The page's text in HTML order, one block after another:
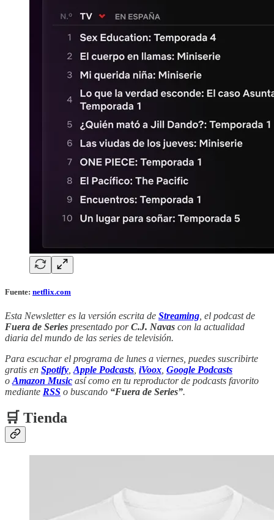
Fuente: netflix.com
Esta Newsletter es la versión escrita de Streaming , el podcast de
Fuera de Series presentado porC.J. Navas con la actualidad
diaria del mundo de las series de televisión.
Para escuchar el programa de lunes a viernes, puedes suscribirte
gratis en Spotify Apple Podcasts iVoox Google Podcasts
o Amazon Music así como en tu reproductor de podcasts favorito
mediante RSS o buscando “Fuera de Series”.
🛒 Tienda